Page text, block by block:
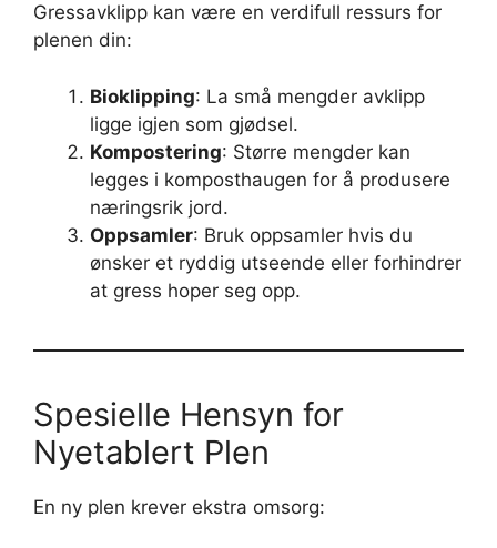
Gressavklipp kan være en verdifull ressurs for
plenen din:
Bioklipping: La små mengder avklipp
ligge igjen som gjødsel.
Kompostering: Større mengder kan
legges i komposthaugen for å produsere
næringsrik jord.
Oppsamler: Bruk oppsamler hvis du
ønsker et ryddig utseende eller forhindrer
at gress hoper seg opp.
Spesielle Hensyn for
Nyetablert Plen
En ny plen krever ekstra omsorg: